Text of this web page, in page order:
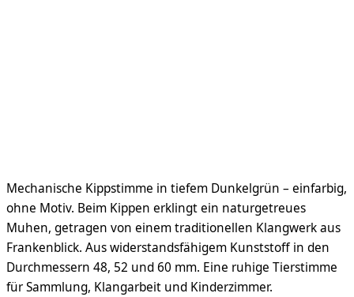
Mechanische Kippstimme in tiefem Dunkelgrün – einfarbig,
ohne Motiv. Beim Kippen erklingt ein naturgetreues
Muhen, getragen von einem traditionellen Klangwerk aus
Frankenblick. Aus widerstandsfähigem Kunststoff in den
Durchmessern 48, 52 und 60 mm. Eine ruhige Tierstimme
für Sammlung, Klangarbeit und Kinderzimmer.